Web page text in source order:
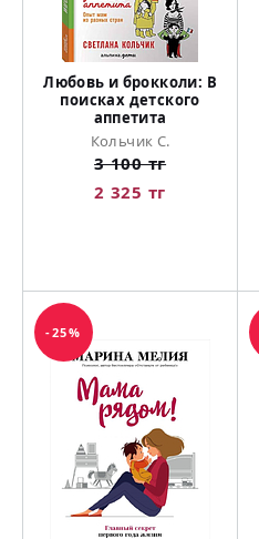
Любовь и брокколи: В
поисках детского
аппетита
Кольчик С.
3 100 тг
2 325 тг
-25%